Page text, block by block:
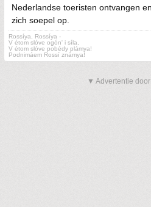
Nederlandse toeristen ontvangen
zich soepel op.
Rossíya, Rossíya -
V étom slóve ogón' i síla,
V étom slóve pobédy plámya!
Podnimáem Rossí známya!
▼ Advertentie